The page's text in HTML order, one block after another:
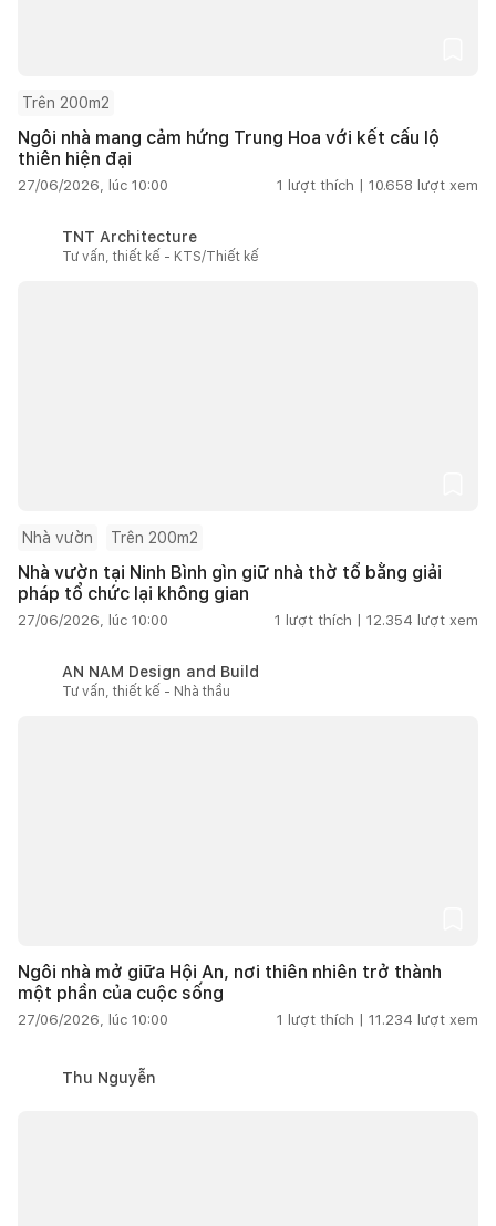
Trên 200m2
Ngôi nhà mang cảm hứng Trung Hoa với kết cấu lộ
thiên hiện đại
27/06/2026, lúc 10:00 1 lượt thích | 10.658 lượt xem
TNT Architecture
Tư vấn, thiết kế - KTS/Thiết kế
Nhà vườn Trên 200m2
Nhà vườn tại Ninh Bình gìn giữ nhà thờ tổ bằng giải
pháp tổ chức lại không gian
27/06/2026, lúc 10:00 1 lượt thích | 12.354 lượt xem
AN NAM Design and Build
Tư vấn, thiết kế - Nhà thầu
Ngôi nhà mở giữa Hội An, nơi thiên nhiên trở thành
một phần của cuộc sống
27/06/2026, lúc 10:00 1 lượt thích | 11.234 lượt xem
Thu Nguyễn